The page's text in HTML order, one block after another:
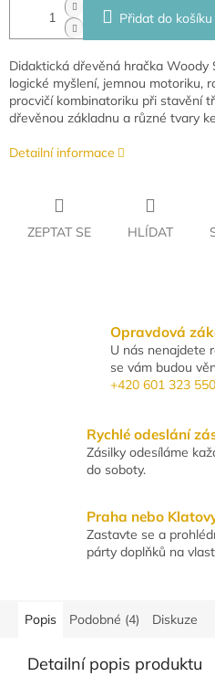
Přidat do košíku
Didaktická dřevěná hračka Woody
logické myšlení, jemnou motoriku,
procvičí kombinatoriku při stavění
dřevěnou základnu a různé tvary
Detailní informace
ZEPTAT SE HLÍDAT
Opravdová
U nás nenajdete
se vám budou
+420 601 323 550
Rychlé odeslání
Zásilky odesíláme
do soboty.
Praha nebo
Zastavte se a
párty doplňků na
Popis Podobné (4) Diskuze
Detailní popis produktu